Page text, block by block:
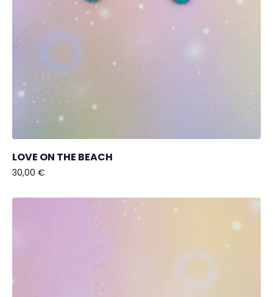
LOVE ON THE BEACH
30,00 €